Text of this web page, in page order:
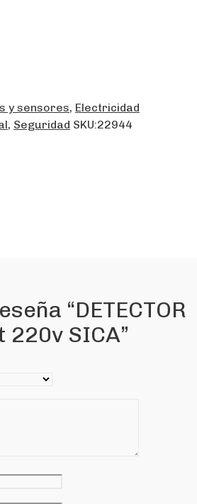
y sensores, Electricidad
, Seguridad SKU:22944
“DETECTOR
220v SICA”